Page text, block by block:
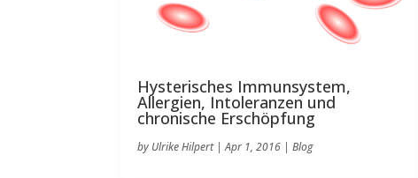
Hysterisches Immunsystem,
Allergien, Intoleranzen und
chronische Erschöpfung
by Ulrike Hilpert|Apr 1, 2016 |Blog